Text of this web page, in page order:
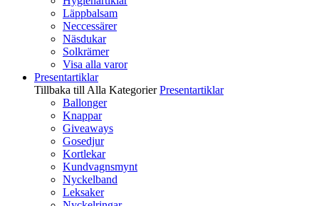
Läppbalsam
Neccessärer
Näsdukar
Solkrämer
Visa alla varor
Presentartiklar
Tillbaka till Alla Kategorier Presentartiklar
Ballonger
Knappar
Giveaways
Gosedjur
Kortlekar
Kundvagnsmynt
Nyckelband
Leksaker